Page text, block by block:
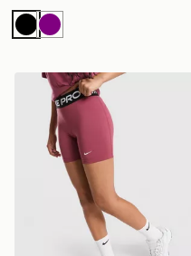
NeroViola
Nike Pantaloncino Pro